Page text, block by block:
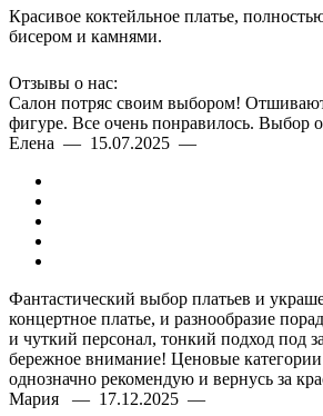
Красивое коктейльное платье,
бисером и камнями.
Отзывы о нас:
Салон потряс своим выбором!
фигуре. Все очень понравилось. Выбор
Елена — 15.07.2025 —
Фантастический выбор платьев и
концертное платье, и разнообразие
и чуткий персонал, тонкий подход под
бережное внимание! Ценовые
однозначно рекомендую и вернусь за
Мария — 17.12.2025 —